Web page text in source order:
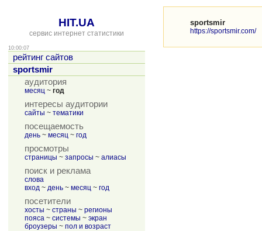
HIT.UA
сервис интернет статистики
10:00:07
рейтинг сайтов
sportsmir
аудитория
месяц ~ год
интересы аудитории
сайты ~ тематики
посещаемость
день ~ месяц ~ год
просмотры
страницы ~ запросы ~ алиасы
поиск и реклама
слова
вход ~ день ~ месяц ~ год
посетители
хосты ~ страны ~ регионы
пояса ~ системы ~ экран
броузеры ~ пол и возраст
sportsmir
https://sportsmir.com/